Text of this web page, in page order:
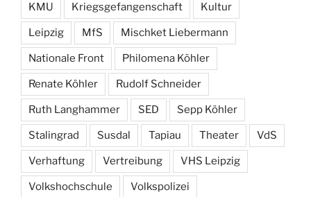
KMU Kriegsgefangenschaft Kultur
Leipzig MfS Mischket Liebermann
Nationale Front Philomena Köhler
Renate Köhler Rudolf Schneider
Ruth Langhammer SED Sepp Köhler
Stalingrad Susdal Tapiau Theater VdS
Verhaftung Vertreibung VHS Leipzig
Volkshochschule Volkspolizei